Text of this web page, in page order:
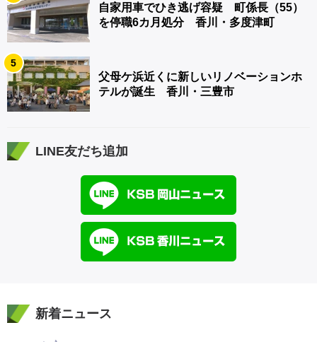
自家用車でひき逃げ容疑 町係長（55）
を停職6カ月処分 香川・多度津町
5
父母ケ浜近くに新しいリノベーションホ
テルが誕生 香川・三豊市
LINE友だち追加
新着ニュース